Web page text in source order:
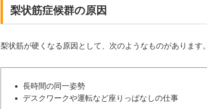
梨状筋症候群の原因
梨状筋が硬くなる原因として、次のようなものがあります。
長時間の同一姿勢
デスクワークや運転など座りっぱなしの仕事